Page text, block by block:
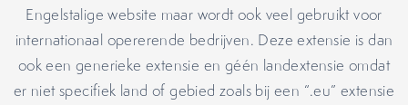
Engelstalige website maar wordt ook veel gebruikt voor
internationaal opererende bedrijven. Deze extensie is dan
ook een generieke extensie en géén landextensie omdat
er niet specifiek land of gebied zoals bij een “.eu” extensie